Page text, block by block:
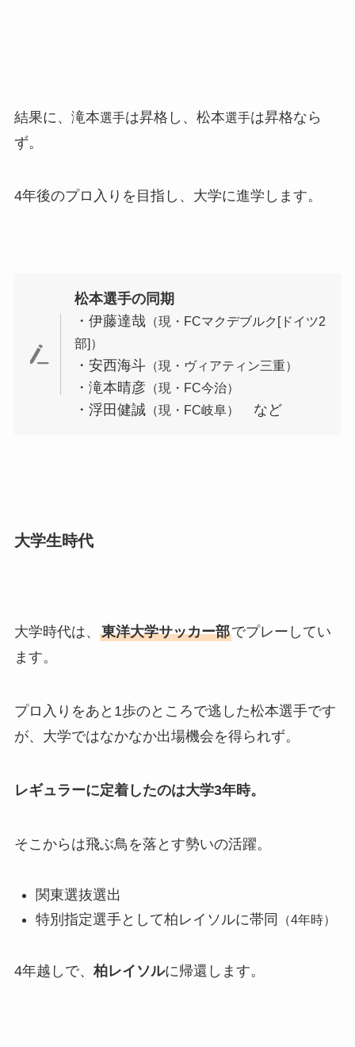
結果に、滝本選手は昇格し、松本選手は昇格なら
ず。
4年後のプロ入りを目指し、大学に進学します。
松本選手の同期
・伊藤達哉 （現・FCマクデブルク[ドイツ2
部]）
・安西海斗 （現・ヴィアティン三重）
・滝本晴彦 （現・FC今治）
・浮田健誠 （現・FC岐阜） など
大学生時代
大学時代は、 東洋大学サッカー部でプレーしてい
ます。
プロ入りをあと1歩のところで逃した松本選手です
が、大学ではなかなか出場機会を得られず。
レギュラーに定着したのは大学3年時。
そこからは飛ぶ鳥を落とす勢いの活躍。
関東選抜選出
特別指定選手として柏レイソルに帯同
（4年時）
4年越しで、柏レイソルに帰還します。